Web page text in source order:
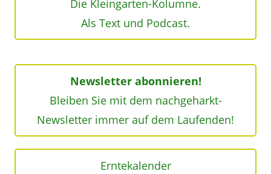
Die Kleingarten-Kolumne.
Als Text und Podcast.
Newsletter abonnieren!
Bleiben Sie mit dem nachgeharkt-
Newsletter immer auf dem Laufenden!
Erntekalender